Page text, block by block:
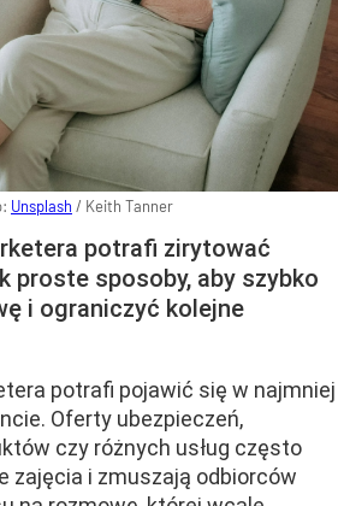
Unsplash / Keith Tanner
potrafi zirytować
proste sposoby, aby szybko
i ograniczyć kolejne
potrafi pojawić się w najmniej
Oferty ubezpieczeń,
czy różnych usług często
zajęcia i zmuszają odbiorców